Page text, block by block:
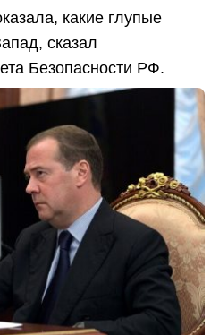
какие глупые
сказал
Безопасности РФ.